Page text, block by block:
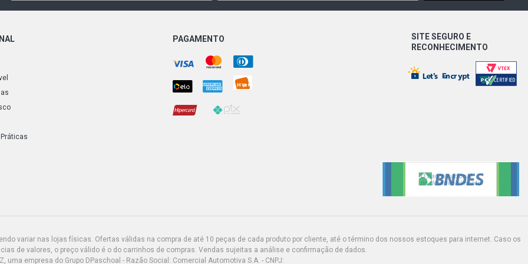
PAGAMENTO
SITE SEGURO E
RECONHECIMENTO
variar nas lojas físicas. Ofertas válidas na compra de até 10 peças de cada produto por cliente, até o término dos nossos estoques para internet. Caso os
de valores, o preço válido é o do carrinhos de compras. Vendas sujeitas a análise e confirmação de dados.
uma empresa do Grupo DPaschoal - Razão Social: Comercial Automotiva S.A. - CNPJ: